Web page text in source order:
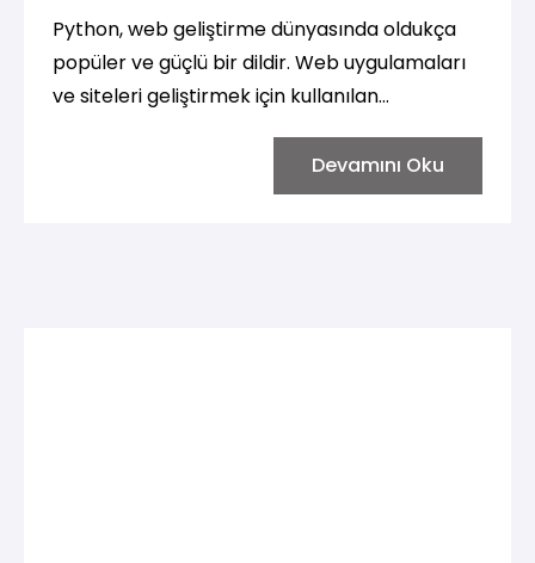
Python, web geliştirme dünyasında oldukça
popüler ve güçlü bir dildir. Web uygulamaları
ve siteleri geliştirmek için kullanılan
yapısını kullanarak hızlı ve etkili geliştirme
yapılmasını sağlar. Python'un web geliştirme
Devamını Oku